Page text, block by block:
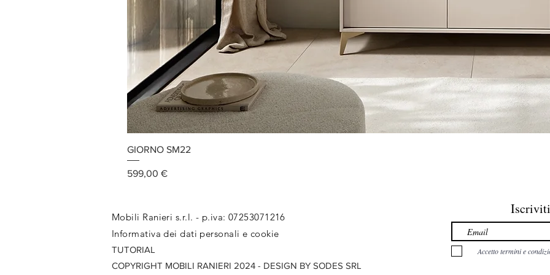
GIORNO SM22
Prezzo
599,00 €
Mobili Ranieri s.r.l. - p.iva: 07253071216
Informativa dei dati personali e cookie
TUTORIAL
COPYRIGHT MOBILI RANIERI 2024 - DESIGN BY SODES SRL
Accetto termini e